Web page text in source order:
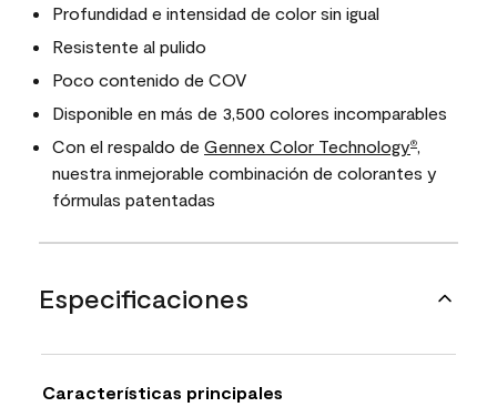
Profundidad e intensidad de color sin igual
Resistente al pulido
Poco contenido de COV
Disponible en más de 3,500 colores incomparables
Con el respaldo de Gennex Color Technology®,
nuestra inmejorable combinación de colorantes y
fórmulas patentadas
Especificaciones
Características principales